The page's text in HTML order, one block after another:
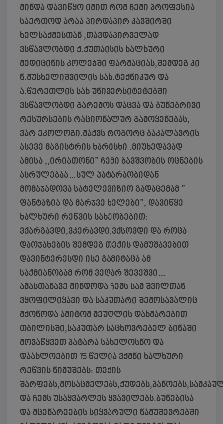
მინდა დავიწყო იმით რომ ჩემი პროფესია
საერთოდ არაა პირდაპირ კავშირში
ხელსაქმესთან ,თავდაპირველად
ვსწავლობდი ქ.ქუთაისის ხალხური
მედიცინის კოლეჯში ფარმაციას,შემდეგ კი
ნ.მუსხელიშვილის სახ.ტექნიკურ და
ა.წერეთლის სახ უნივერსიტეტებში
ვსწავლობდი გარემოს დაცვა და ბუნებრივი
რესურსების რაციონალურ გამოყენებას,
ვარ ეკოლოგი.მაქვს როგორც ბაკალავრის
ასევე მაგისტრის ხარისხი .მიუხედავად
ამისა ,,ირიათონი” ჩემი ბავშვობის ოცნების
ასრულებაა…სულ პატარაობიდან
მომაჯადოვა სატელევიზიო გადაცემამ ”
ფანტაზია და მარჯვე ხელები”, დავიწყე
ხალხური რეწვის სახეობებით:
ვქარგავდი,ვკერავდი,ვქსოვდი და როცა
დაოჯახების შემდეგ თექის დამუშავებით
დავინტერესდი ისე გამიტაცა ამ
საქმიანობამ რომ ვეღარ შევეშვი…
ამასთანავე მინდოდა ჩემს სამ შვილთან
ვყოფილიყავი და საკუთარი შემოსავალიც
მქონოდა ამიტომ მეუღლის დახმარებით
თბილისში,საკუთარ საცხოვრებელ ბინაში
მოვაწყვეთ პატარა სახელოსნო და
დაახლოებით 15 წელია ვქმნი ხალხური
რეწვის ნიმუშებს: თექის
და ჩემს უსაყვარლეს ყვავილებს.ბუნებისა
და მცენარეების სიყვარული ნამუშევრებში